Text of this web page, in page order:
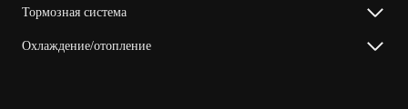
Тормозная система
Охлаждение/отопление